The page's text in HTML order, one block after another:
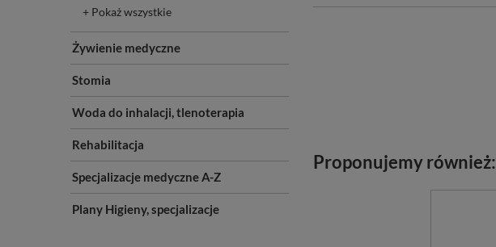
+ Pokaż wszystkie
Żywienie medyczne
Stomia
Woda do inhalacji, tlenoterapia
Rehabilitacja
Specjalizacje medyczne A-Z
Plany Higieny, specjalizacje
Proponujemy również: